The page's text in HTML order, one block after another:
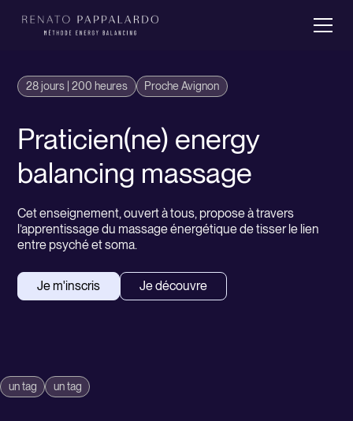
28 jours | 200 heures Proche Avignon
Praticien(ne) energy
balancing massage
Cet enseignement, ouvert à tous, propose à travers
l’apprentissage du massage énergétique de tisser le lien
entre psyché et soma.
Je m'inscris Je découvre
un tag un tag